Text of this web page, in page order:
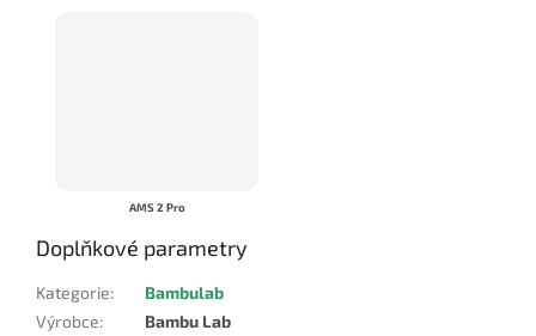
AMS 2 Pro
Doplňkové parametry
Kategorie:
Bambulab
Výrobce:
Bambu Lab